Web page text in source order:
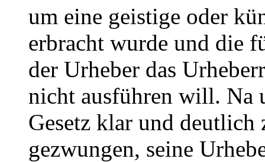
um eine geistige oder
erbracht wurde und die
der Urheber das
nicht ausführen will. Na
Gesetz klar und deutlich
gezwungen, seine